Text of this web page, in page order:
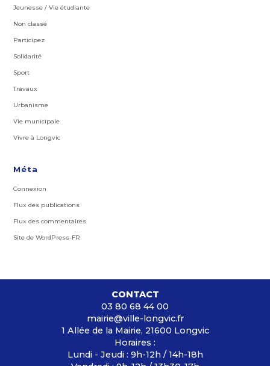
Jeunesse / Vie étudiante
Non classé
Participez
Solidarité
Sport
Travaux
Urbanisme
Vie municipale
Vivre à Longvic
Méta
Connexion
Flux des publications
Flux des commentaires
Site de WordPress-FR
CONTACT
03 80 68 44 00
mairie@ville-longvic.fr
1 Allée de la Mairie, 21600 Longvic
Horaires :
Lundi - Jeudi : 9h-12h / 14h-18h